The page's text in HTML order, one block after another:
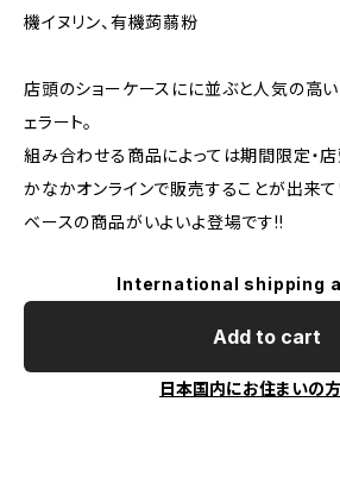
機イヌリン、有機蒟蒻粉
店頭のショーケースにに並ぶと人気の高
ェラート。
組み合わせる商品によっては期間限定・
かなかオンラインで販売することが出来
ベースの商品がいよいよ登場です!!
International shipping
Add to cart
日本国内にお住まいの